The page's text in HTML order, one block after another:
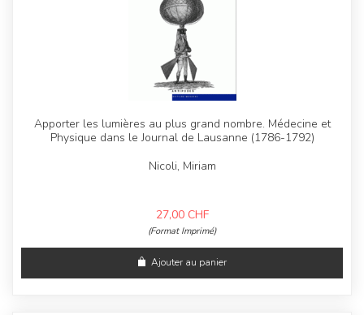
Apporter les lumières au plus grand nombre. Médecine et
Physique dans le Journal de Lausanne (1786-1792)
Nicoli, Miriam
27,00 CHF
(Format Imprimé)
Ajouter au panier